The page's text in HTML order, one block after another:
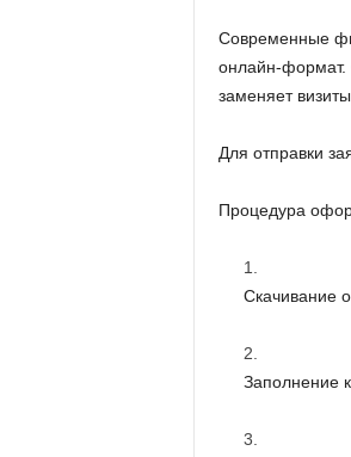
Современные
онлайн-формат.
заменяет
Для отправки
Процедура
Скачивание
Заполнение